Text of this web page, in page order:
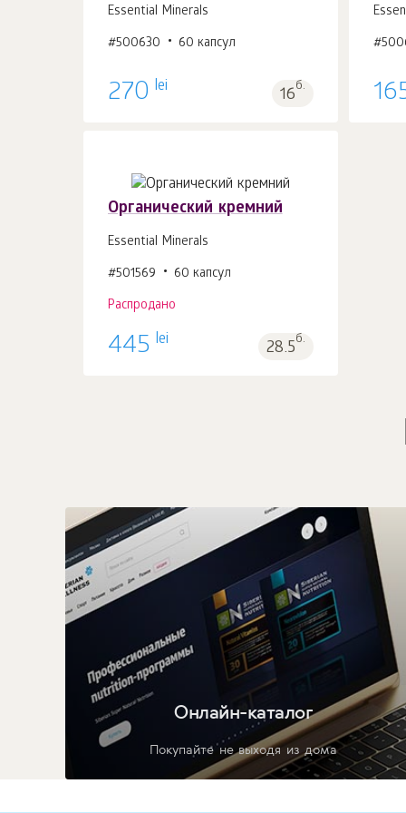
Essential Minerals
#500630 60 капсул
270 lei 16б.
В корзину 1
Органический кремний
Essential Minerals
#501569 60 капсул
Распродано
445 lei 28.5б.
Онлайн-каталог
Покупайте не выходя из дома